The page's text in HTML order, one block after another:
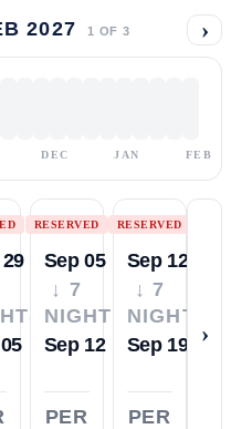
2027 1 OF 3 ›
DEC JAN FEB
RESERVED
Sep 05
↓ 7
NIGHTS
Sep 12
PER
RESERVED
Sep 12
↓ 7
NIGHTS
Sep 19
PER
›